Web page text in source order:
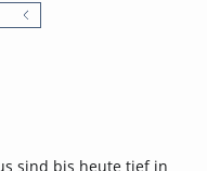
sind bis heute tief in